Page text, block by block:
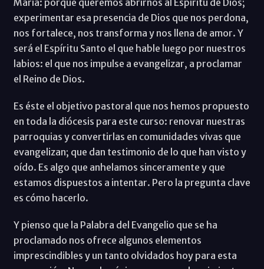
experimentar esa presencia de Dios que nos perdona,
nos fortalece, nos transforma y nos llena de amor. Y
será el Espíritu Santo el que hable luego por nuestros
labios: el que nos impulse a evangelizar, a proclamar
el Reino de Dios.
Es éste el objetivo pastoral que nos hemos propuesto
en toda la diócesis para este curso: renovar nuestras
parroquias y convertirlas en comunidades vivas que
evangelizan; que dan testimonio de lo que han visto y
oído. Es algo que anhelamos sinceramente y que
estamos dispuestos a intentar. Pero la pregunta clave
es cómo hacerlo.
Y pienso que la Palabra del Evangelio que se ha
proclamado nos ofrece algunos elementos
imprescindibles y un tanto olvidados hoy para esta